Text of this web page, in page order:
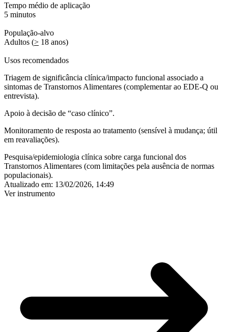
Tempo médio de aplicação
5 minutos
População-alvo
Adultos (> 18 anos)
Usos recomendados
Triagem de significância clínica/impacto funcional associado a
sintomas de Transtornos Alimentares (complementar ao EDE-Q ou
entrevista).
Apoio à decisão de “caso clínico”.
Monitoramento de resposta ao tratamento (sensível à mudança; útil
em reavaliações).
Pesquisa/epidemiologia clínica sobre carga funcional dos
Transtornos Alimentares (com limitações pela ausência de normas
populacionais).
Atualizado em: 13/02/2026, 14:49
Ver instrumento